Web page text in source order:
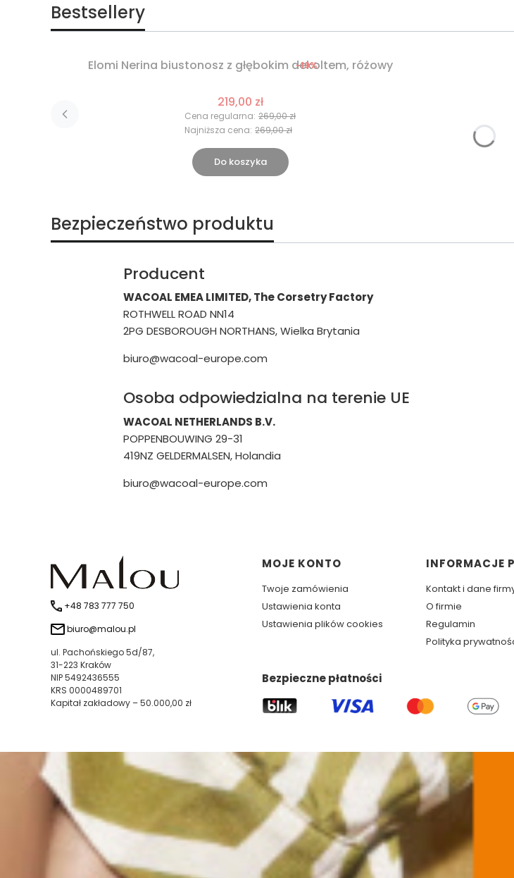
Bestsellery
Okazja
Elomi Nerina biustonosz z głębokim dekoltem, różowy
219,00 zł
Cena regularna: 269,00 zł
-19%
Najniższa cena: 269,00 zł
Do koszyka
Bezpieczeństwo produktu
Producent
WACOAL EMEA LIMITED, The Corsetry Factory
ROTHWELL ROAD NN14
2PG DESBOROUGH NORTHANS, Wielka Brytania
biuro@wacoal-europe.com
Osoba odpowiedzialna na terenie UE
WACOAL NETHERLANDS B.V.
POPPENBOUWING 29-31
419NZ GELDERMALSEN, Holandia
biuro@wacoal-europe.com
+48 783 777 750
biuro@malou.pl
ul. Pachońskiego 5d/87,
31-223 Kraków
NIP 5492436555
KRS 0000489701
Kapitał zakładowy – 50.000,00 zł
Linki w stopce
MOJE KONTO
Twoje zamówienia
Ustawienia konta
Ustawienia plików cookies
INFORMACJE
Kontakt i dane
O firmie
Regulamin
Polityka
Bezpieczne płatności